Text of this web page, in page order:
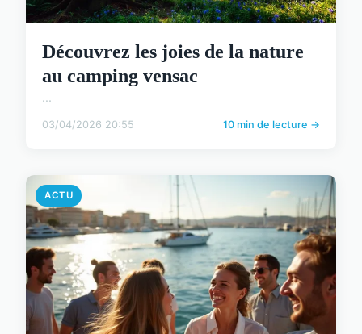
Découvrez les joies de la nature
au camping vensac
...
03/04/2026 20:55 10 min de lecture →
ACTU